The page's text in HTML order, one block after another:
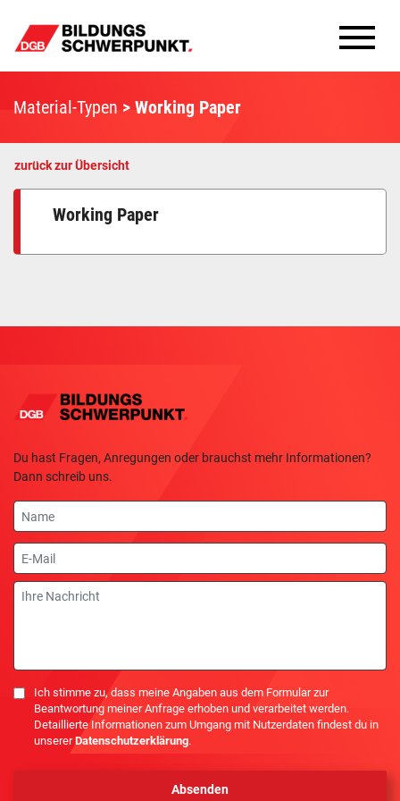
Bildungsschwerpunkte
Infomaterial
Methoden
Material-Typen Working Paper
zurück zur Übersicht
Working Paper
Du hast Fragen, Anregungen oder brauchst mehr Informationen?
Dann schreib uns.
Name
E-
Mail
Nachricht
Einwilligung
Ich stimme zu, dass meine Angaben aus dem Formular zur
Beantwortung meiner Anfrage erhoben und verarbeitet werden.
Detaillierte Informationen zum Umgang mit Nutzerdaten findest du in
unsererDatenschutzerklärung.